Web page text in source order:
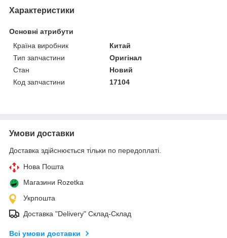
Характеристики
Основні атрибути
Країна виробник
Китай
Тип запчастини
Оригінал
Стан
Новий
Код запчастини
17104
Умови доставки
Доставка здійснюється тільки по передоплаті.
Нова Пошта
Магазини Rozetka
Укрпошта
Доставка "Delivery" Склад-Склад
Всі умови доставки